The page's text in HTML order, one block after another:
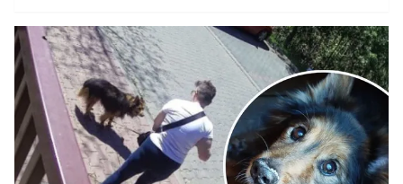
choremu psiakowi. Po upływie trzech lat
opiekunka zwierzęcia ledwo rozpoznaje go na
zdjęciach z okresu bycia szczenięciem. Chociaż
przemiana Wolfiego była drastyczna, właścicielka
nie przestaje go kochać.